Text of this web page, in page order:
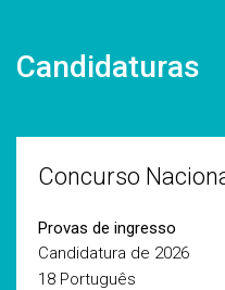
Candidaturas
Concurso
Provas de ingresso
Candidatura de 2026
18 Português